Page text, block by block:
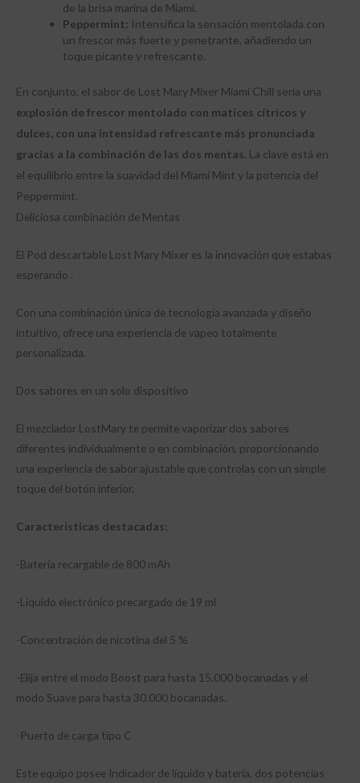
de la brisa marina de Miami.
Peppermint: Intensifica la sensación mentolada con
un frescor más fuerte y penetrante, añadiendo un
toque picante y refrescante.
En conjunto, el sabor de Lost Mary Mixer Miami Chill sería una
explosión de frescor mentolado con matices cítricos y
dulces, con una intensidad refrescante más pronunciada
gracias a la combinación de las dos mentas. La clave está en
el equilibrio entre la suavidad del Miami Mint y la potencia del
Peppermint.
Deliciosa combinación de Mentas
El Pod descartable Lost Mary Mixer es la innovación que estabas
esperando .
Con una combinación única de tecnología avanzada y diseño
intuitivo, ofrece una experiencia de vapeo totalmente
personalizada.
Dos sabores en un solo dispositivo
El mezclador LostMary te permite vaporizar dos sabores
diferentes individualmente o en combinación, proporcionando
una experiencia de sabor ajustable que controlas con un simple
toque del botón inferior.
Características destacadas:
-Batería recargable de 800 mAh
-Líquido electrónico precargado de 19 ml
-Concentración de nicotina del 5 %
-Elija entre el modo Boost para hasta 15.000 bocanadas y el
modo Suave para hasta 30.000 bocanadas.
-Puerto de carga tipo C
Este equipo posee Indicador de líquido y batería, dos potencias